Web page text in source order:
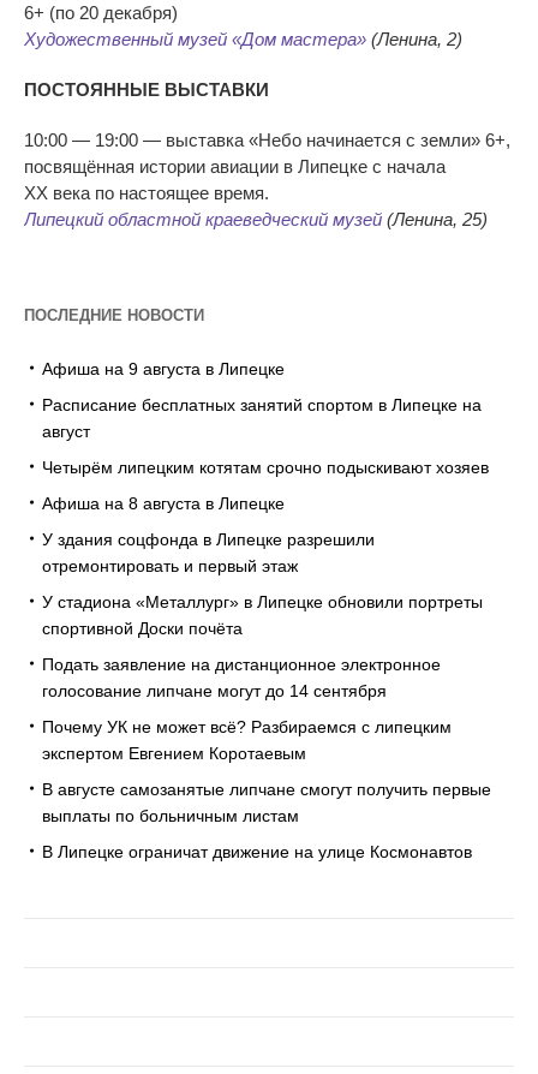
6+ (по 20 декабря)
Художественный музей «Дом мастера» (Ленина, 2)
ПОСТОЯННЫЕ ВЫСТАВКИ
10:00 — 19:00 — выставка «Небо начинается с земли» 6+,
посвящённая истории авиации в Липецке с начала
ХХ века по настоящее время.
Липецкий областной краеведческий музей (Ленина, 25)
ПОСЛЕДНИЕ НОВОСТИ
Афиша на 9 августа в Липецке
Расписание бесплатных занятий спортом в Липецке на
август
Четырём липецким котятам срочно подыскивают хозяев
Афиша на 8 августа в Липецке
У здания соцфонда в Липецке разрешили
отремонтировать и первый этаж
У стадиона «Металлург» в Липецке обновили портреты
спортивной Доски почёта
Подать заявление на дистанционное электронное
голосование липчане могут до 14 сентября
Почему УК не может всё? Разбираемся с липецким
экспертом Евгением Коротаевым
В августе самозанятые липчане смогут получить первые
выплаты по больничным листам
В Липецке ограничат движение на улице Космонавтов